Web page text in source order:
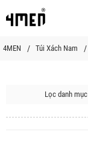
4MEN Túi Xách Nam
Lọc danh mục